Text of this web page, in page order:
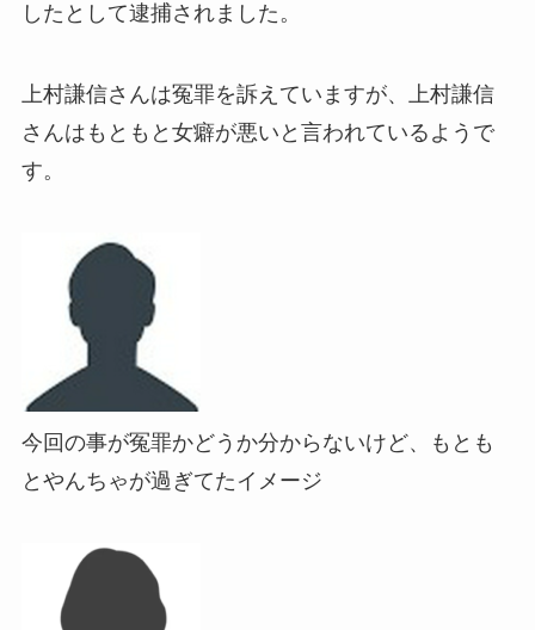
したとして逮捕されました。
上村謙信さんは冤罪を訴えていますが、上村謙信
さんはもともと女癖が悪いと言われているようで
す。
今回の事が冤罪かどうか分からないけど、もとも
とやんちゃが過ぎてたイメージ